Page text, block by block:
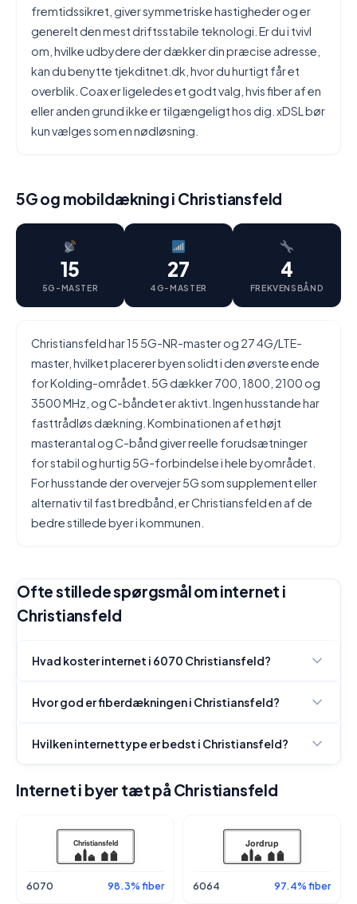
fremtidssikret, giver symmetriske hastigheder og er
generelt den mest driftsstabile teknologi. Er du i tvivl
om, hvilke udbydere der dækker din præcise adresse,
kan du benytte tjekditnet.dk, hvor du hurtigt får et
overblik. Coax er ligeledes et godt valg, hvis fiber af en
eller anden grund ikke er tilgængeligt hos dig. xDSL bør
kun vælges som en nødløsning.
5G og mobildækning i Christiansfeld
15
5G-MASTER
27
4G-MASTER
4
FREKVENSBÅND
Christiansfeld har 15 5G-NR-master og 27 4G/LTE-
master, hvilket placerer byen solidt i den øverste ende
for Kolding-området. 5G dækker 700, 1800, 2100 og
3500 MHz, og C-båndet er aktivt. Ingen husstande har
fasttrådløs dækning. Kombinationen af et højt
masterantal og C-bånd giver reelle forudsætninger
for stabil og hurtig 5G-forbindelse i hele byområdet.
For husstande der overvejer 5G som supplement eller
alternativ til fast bredbånd, er Christiansfeld en af de
bedre stillede byer i kommunen.
Ofte stillede spørgsmål om internet i
Christiansfeld
Hvad koster internet i 6070 Christiansfeld?
Hvor god er fiberdækningen i Christiansfeld?
Hvilken internettype er bedst i Christiansfeld?
Internet i byer tæt på Christiansfeld
6070 98.3% fiber 6064 97.4% fiber